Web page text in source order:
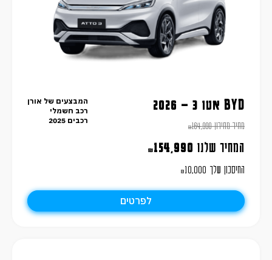
BYD אטו 3 – 2026
מחיר מחירון ₪164,990
המחיר שלנו ₪154,990
החיסכון שלך ₪10,000
המבצעים של אורן
רכב חשמלי
רכבים 2025
לפרטים